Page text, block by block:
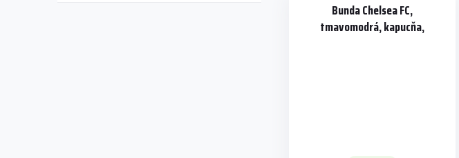
Bunda Chelsea FC,
tmavomodrá, kapucňa,